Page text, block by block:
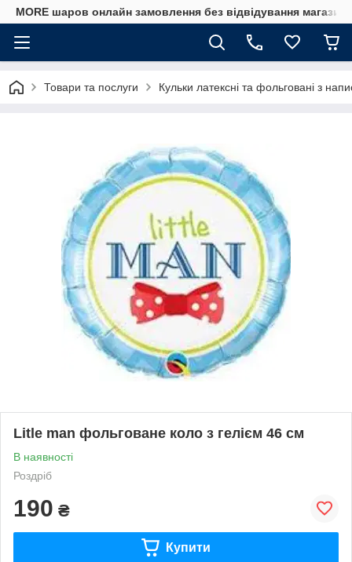
MORE шаров онлайн замовлення без відвідування
Товари та послуги Кульки латексні та фольговані з
Litle mаn фольговане коло з гелієм 46 см
В наявності
Роздріб
190 ₴
Купити